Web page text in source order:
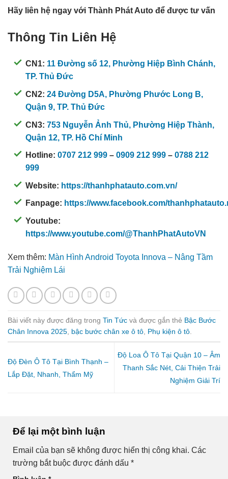
Hãy liên hệ ngay với Thành Phát Auto để được tư vấn
Thông Tin Liên Hệ
CN1: 11 Đường số 12, Phường Hiệp Bình Chánh,
TP. Thủ Đức
CN2: 24 Đường D5A, Phường Phước Long B,
Quận 9, TP. Thủ Đức
CN3: 753 Nguyễn Ảnh Thủ, Phường Hiệp Thành,
Quận 12, TP. Hồ Chí Minh
Hotline: 0707 212 999 – 0909 212 999 – 0788 212
999
Website: https://thanhphatauto.com.vn/
Fanpage: https://www.facebook.com/
Youtube:
https://www.youtube.com/@ThanhPhatAutoVN
Xem thêm: Màn Hình Android Toyota Innova – Nâng Tầm
Trải Nghiệm Lái
Bài viết này được đăng trong Tin Tức và được gắn thẻ Bậc Bước
Chân Innova 2025 bậc bước chân xe ô tô Phụ kiện ô tô
Độ Đèn Ô Tô Tại Bình Thạnh –
Lắp Đặt, Nhanh, Thẩm Mỹ
Độ Loa Ô Tô Tại Quận 10 – Âm
Thanh Sắc Nét, Cải Thiện Trải
Nghiệm Giải Trí
Để lại một bình luận
Email của bạn sẽ không được hiển thị công khai. Các
trường bắt buộc được đánh dấu *